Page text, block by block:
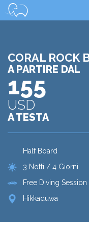
CORAL ROCK
A PARTIRE DAL
155
USD
A TESTA
Half Board
3 Notti / 4 Giorni
Free Diving Session
Hikkaduwa